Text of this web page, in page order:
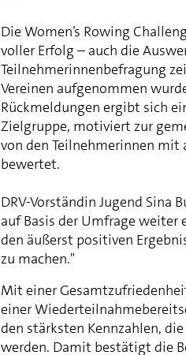
Die Women’s Rowing
voller Erfolg – auch die
Teilnehmerinnenbefragung
Vereinen aufgenommen
Rückmeldungen ergibt sich
Zielgruppe, motiviert zur
von den Teilnehmerinnen
bewertet.
DRV-Vorständin Jugend
auf Basis der Umfrage
den äußerst positiven
zu machen."
Mit einer
einer
den stärksten Kennzahlen,
werden. Damit bestätigt die